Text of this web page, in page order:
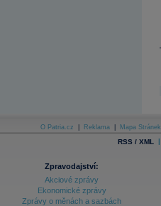
O Patria.cz Reklama Mapa Stránek
RSS / XML |
Zpravodajství:
Akciové zprávy
Ekonomické zprávy
Zprávy o měnách a sazbách